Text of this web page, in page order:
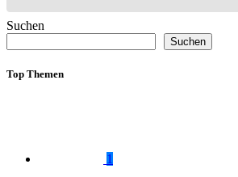
Suchen
Suchen
Top Themen
1